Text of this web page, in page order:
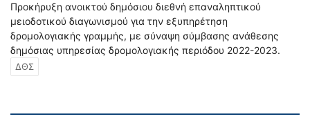
Προκήρυξη ανοικτού δημόσιου διεθνή επαναληπτικού
μειοδοτικού διαγωνισμού για την εξυπηρέτηση
δρομολογιακής γραμμής, με σύναψη σύμβασης ανάθεσης
δημόσιας υπηρεσίας δρομολογιακής περιόδου 2022-2023.
ΔΘΣ